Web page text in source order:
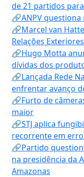
de 21 partidos
🔗ANPV questiona
🔗Marcel van
Relações
🔗Hugo Motta
dívidas dos
🔗Lançada Rede
enfrentar avanço
🔗Furto de
maior
🔗STJ aplica
recorrente em
🔗Partido
na presidência da
Amazonas